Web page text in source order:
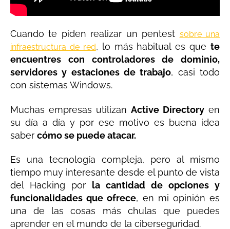
Cuando te piden realizar un pentest sobre una
infraestructura de red, lo más habitual es que te
encuentres con controladores de dominio,
servidores y estaciones de trabajo, casi todo
con sistemas Windows.
Muchas empresas utilizan Active Directory en
su día a día y por ese motivo es buena idea
saber cómo se puede atacar.
Es una tecnología compleja, pero al mismo
tiempo muy interesante desde el punto de vista
del Hacking por la cantidad de opciones y
funcionalidades que ofrece, en mi opinión es
una de las cosas más chulas que puedes
aprender en el mundo de la ciberseguridad.